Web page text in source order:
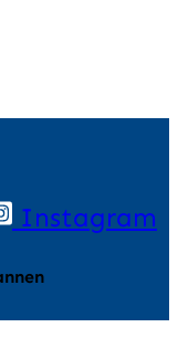
Instagram